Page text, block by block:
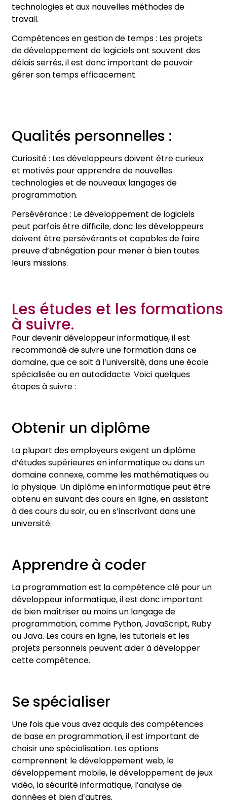
technologies et aux nouvelles méthodes de
travail.
Compétences en gestion de temps : Les projets
de développement de logiciels ont souvent des
délais serrés, il est donc important de pouvoir
gérer son temps efficacement.
Qualités personnelles :
Curiosité : Les développeurs doivent être curieux
et motivés pour apprendre de nouvelles
technologies et de nouveaux langages de
programmation.
Persévérance : Le développement de logiciels
peut parfois être difficile, donc les développeurs
doivent être persévérants et capables de faire
preuve d’abnégation pour mener à bien toutes
leurs missions.
Les études et les formations
à suivre.
Pour devenir développeur informatique, il est
recommandé de suivre une formation dans ce
domaine, que ce soit à l’université, dans une école
spécialisée ou en autodidacte. Voici quelques
étapes à suivre :
Obtenir un diplôme
La plupart des employeurs exigent un diplôme
d’études supérieures en informatique ou dans un
domaine connexe, comme les mathématiques ou
la physique. Un diplôme en informatique peut être
obtenu en suivant des cours en ligne, en assistant
à des cours du soir, ou en s’inscrivant dans une
université.
Apprendre à coder
La programmation est la compétence clé pour un
développeur informatique, il est donc important
de bien maîtriser au moins un langage de
programmation, comme Python, JavaScript, Ruby
ou Java. Les cours en ligne, les tutoriels et les
projets personnels peuvent aider à développer
cette compétence.
Se spécialiser
Une fois que vous avez acquis des compétences
de base en programmation, il est important de
choisir une spécialisation. Les options
comprennent le développement web, le
développement mobile, le développement de jeux
vidéo, la sécurité informatique, l’analyse de
données et bien d’autres.